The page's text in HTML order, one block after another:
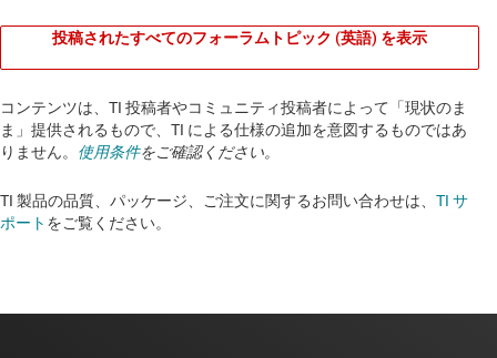
投稿されたすべてのフォーラムトピック (英語) を表示
コンテンツは、TI 投稿者やコミュニティ投稿者によって「現状のま
ま」提供されるもので、TI による仕様の追加を意図するものではあ
りません。 使用条件をご確認ください。
TI 製品の品質、パッケージ、ご注文に関するお問い合わせは、 TI サ
ポート をご覧ください。​​​​​​​​​​​​​​